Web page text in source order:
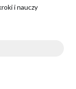
i nauczy